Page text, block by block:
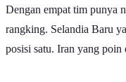
Dengan empat tim punya
rangking. Selandia Baru
posisi satu. Iran yang